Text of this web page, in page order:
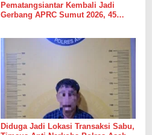
Pematangsiantar Kembali Jadi
Gerbang APRC Sumut 2026, 45
Diduga Jadi Lokasi Transaksi Sabu,